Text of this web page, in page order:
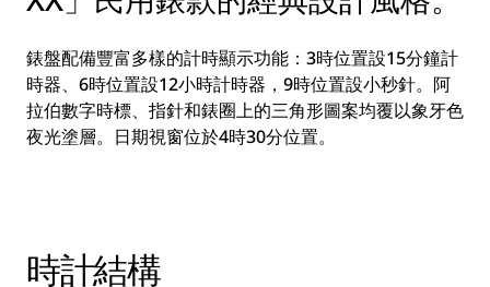
錶盤配備豐富多樣的計時顯示功能：3時位置設15分鐘計
時器、6時位置設12小時計時器，9時位置設小秒針。阿
拉伯數字時標、指針和錶圈上的三角形圖案均覆以象牙色
夜光塗層。日期視窗位於4時30分位置。
時計結構